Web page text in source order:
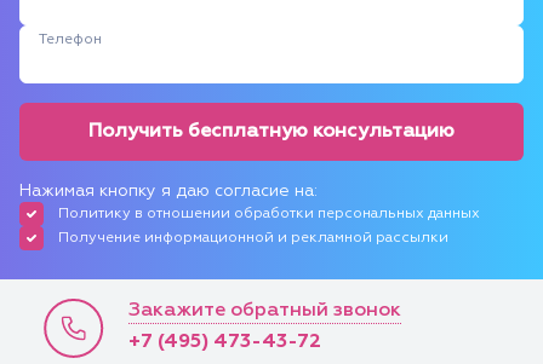
Телефон
Получить бесплатную консультацию
Нажимая кнопку я даю согласие на:
Политику в отношении обработки персональных данных
Получение информационной и рекламной рассылки
Закажите обратный звонок
+7 (495) 473-43-72